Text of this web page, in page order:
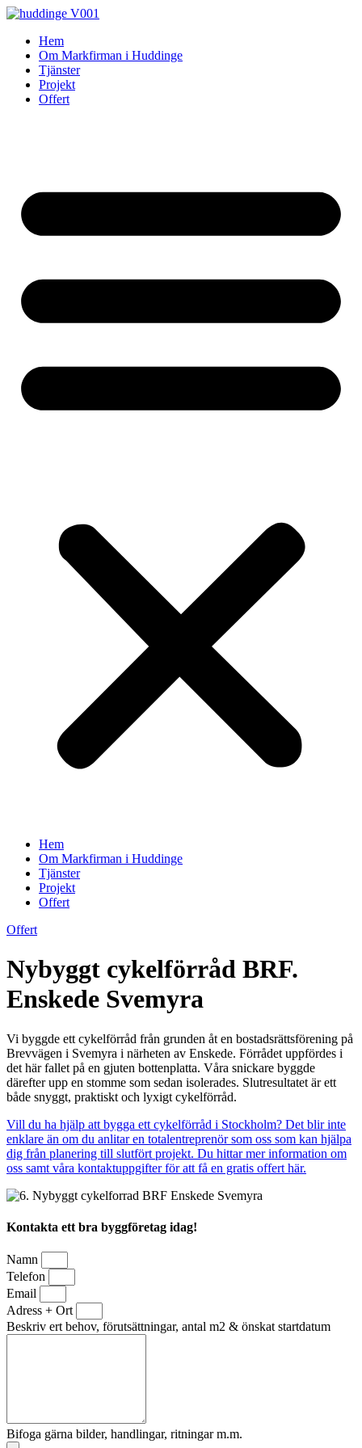
Skip
contentHem
Om Markfirman i Huddinge
Tjänster
Projekt
Offert
Hem
Om Markfirman i Huddinge
Tjänster
Projekt
Offert
Offert
Nybyggt cykelförråd BRF.
Enskede Svemyra
Vi byggde ett cykelförråd från grunden åt en bostadsrättsförening på
Brevvägen i Svemyra i närheten av Enskede. Förrådet uppfördes i
det här fallet på en gjuten bottenplatta. Våra snickare byggde
därefter upp en stomme som sedan isolerades. Slutresultatet är ett
både snyggt, praktiskt och lyxigt cykelförråd.
Vill du ha hjälp att bygga ett cykelförråd i Stockholm? Det blir inte
enklare än om du anlitar en totalentreprenör som oss som kan hjälpa
dig från planering till slutfört projekt. Du hittar mer information om
oss samt våra kontaktuppgifter för att få en gratis offert här.
Kontakta ett bra byggföretag idag!
Namn
Telefon
Email
Adress + Ort
Beskriv ert behov, förutsättningar, antal m2 & önskat startdatum
Bifoga gärna bilder, handlingar, ritningar m.m.